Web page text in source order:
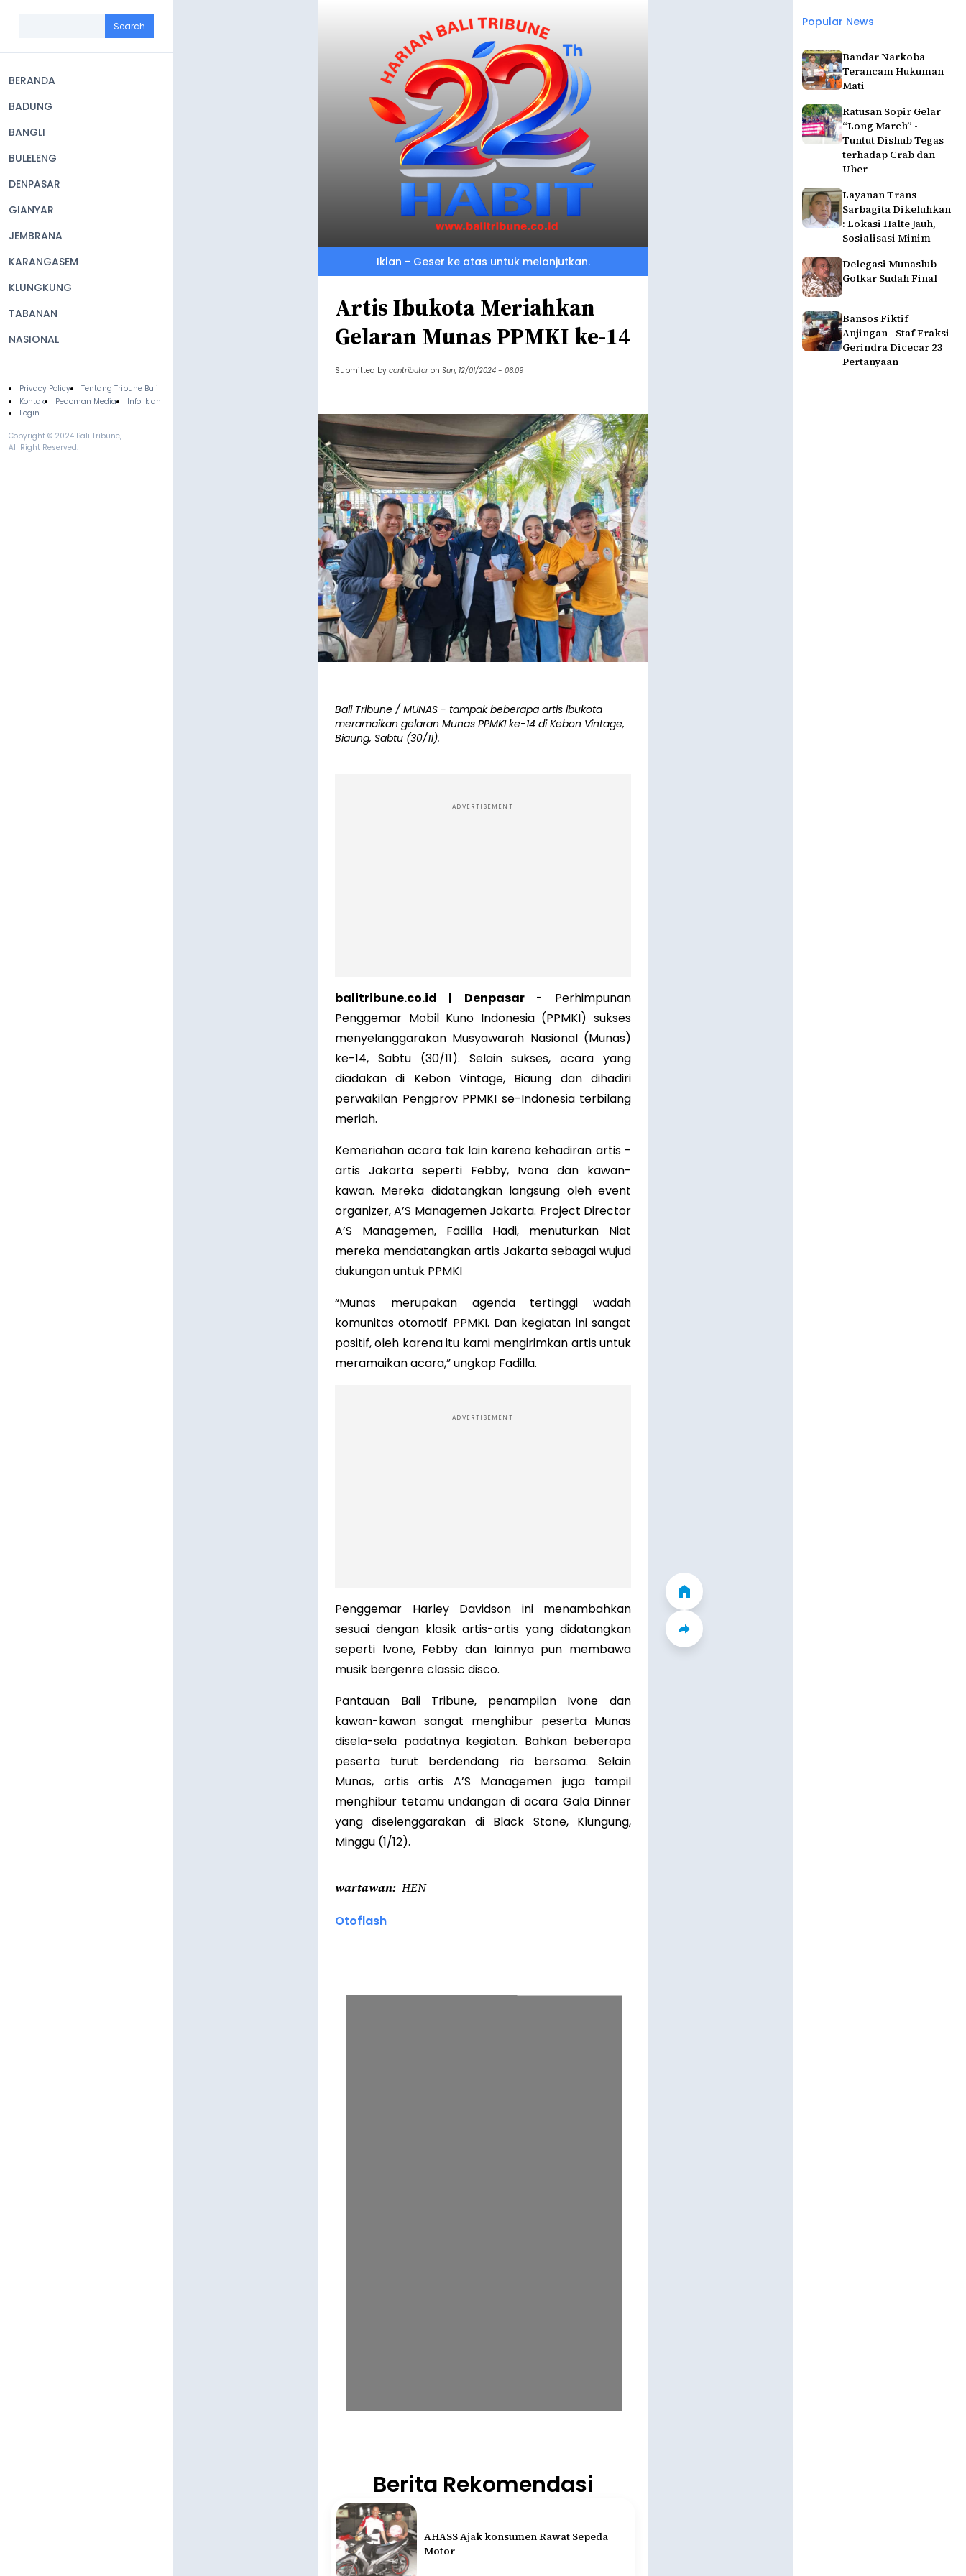
navigation
BERANDA
BADUNG
BANGLI
BULELENG
DENPASAR
GIANYAR
JEMBRANA
KARANGASEM
KLUNGKUNG
TABANAN
NASIONAL
Footer
Privacy Policy
Tentang Tribune Bali
Kontak
Pedoman Media
Info Iklan
Login
Copyright © 2024 Bali Tribune,
All Right Reserved.
Popular News
Bandar Narkoba
Terancam Hukuman
Mati
Ratusan Sopir Gelar
“Long March” -
Tuntut Dishub Tegas
terhadap Crab dan
Uber
Layanan Trans
Sarbagita Dikeluhkan
: Lokasi Halte Jauh,
Sosialisasi Minim
Delegasi Munaslub
Golkar Sudah Final
Bansos Fiktif
Anjingan - Staf Fraksi
Gerindra Dicecar 23
Pertanyaan
Iklan - Geser ke atas untuk melanjutkan.
Artis Ibukota Meriahkan
Gelaran Munas PPMKI ke-14
Submitted by contributor on Sun, 12/01/2024 - 06:09
Bali Tribune / MUNAS - tampak beberapa artis ibukota
meramaikan gelaran Munas PPMKI ke-14 di Kebon Vintage,
Biaung, Sabtu (30/11).
ADVERTISEMENT
balitribune.co.id | Denpasar - Perhimpunan
Penggemar Mobil Kuno Indonesia (PPMKI) sukses
menyelanggarakan Musyawarah Nasional (Munas)
ke-14, Sabtu (30/11). Selain sukses, acara yang
diadakan di Kebon Vintage, Biaung dan dihadiri
perwakilan Pengprov PPMKI se-Indonesia terbilang
meriah.
Kemeriahan acara tak lain karena kehadiran artis -
artis Jakarta seperti Febby, Ivona dan kawan-
kawan. Mereka didatangkan langsung oleh event
organizer, A’S Managemen Jakarta. Project Director
A’S Managemen, Fadilla Hadi, menuturkan Niat
mereka mendatangkan artis Jakarta sebagai wujud
dukungan untuk PPMKI
“Munas merupakan agenda tertinggi wadah
komunitas otomotif PPMKI. Dan kegiatan ini sangat
positif, oleh karena itu kami mengirimkan artis untuk
meramaikan acara,” ungkap Fadilla.
ADVERTISEMENT
Penggemar Harley Davidson ini menambahkan
sesuai dengan klasik artis-artis yang didatangkan
seperti Ivone, Febby dan lainnya pun membawa
musik bergenre classic disco.
Pantauan Bali Tribune, penampilan Ivone dan
kawan-kawan sangat menghibur peserta Munas
disela-sela padatnya kegiatan. Bahkan beberapa
peserta turut berdendang ria bersama. Selain
Munas, artis artis A’S Managemen juga tampil
menghibur tetamu undangan di acara Gala Dinner
yang diselenggarakan di Black Stone, Klungung,
Minggu (1/12).
wartawan HEN
Otoflash
Berita Rekomendasi
AHASS Ajak konsumen Rawat Sepeda
Motor